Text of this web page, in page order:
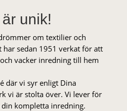
unik!
om textilier och
har sedan 1951 verkat för att
vacker inredning till hem
där vi syr enligt Dina
vi är stolta över. Vi lever för
kompletta inredning.